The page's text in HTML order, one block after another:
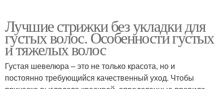
Лучшие стрижки без укладки для
густых волос. Особенности густых
и тяжелых волос
Густая шевелюра – это не только красота, но и
постоянно требующийся качественный уход. Чтобы